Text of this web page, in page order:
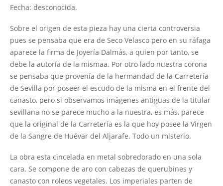
Fecha: desconocida.
Sobre el origen de esta pieza hay una cierta controversia
pues se pensaba que era de Seco Velasco pero en su ráfaga
aparece la firma de Joyería Dalmás, a quien por tanto, se
debe la autoría de la mismaa. Por otro lado nuestra corona
se pensaba que provenía de la hermandad de la Carretería
de Sevilla por poseer el escudo de la misma en el frente del
canasto, pero si observamos imágenes antiguas de la titular
sevillana no se parece mucho a la nuestra, es más, parece
que la original de la Carretería es la que hoy posee la Virgen
de la Sangre de Huévar del Aljarafe. Todo un misterio.
La obra esta cincelada en metal sobredorado en una sola
cara. Se compone de aro con cabezas de querubines y
canasto con roleos vegetales. Los imperiales parten de